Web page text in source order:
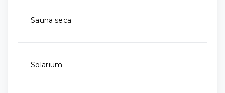
Sauna seca
Solarium